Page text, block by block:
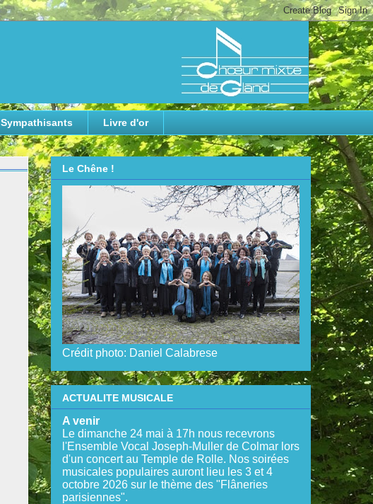
Sympathisants Livre d'or
Le Chêne !
Crédit photo: Daniel Calabrese
ACTUALITE MUSICALE
A venir
Le dimanche 24 mai à 17h nous recevrons
l'Ensemble Vocal Joseph-Muller de Colmar lors
d'un concert au Temple de Rolle. Nos soirées
musicales populaires auront lieu les 3 et 4
octobre 2026 sur le thème des "Flâneries
parisiennes".